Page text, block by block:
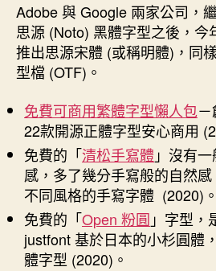
Adobe 與 Google 兩家公司，
思源 (Noto) 黑體字型之後，今
推出思源宋體 (或稱明體)，同
型檔 (OTF)。
免費可商用繁體字型懶人包
22款開源正體字型安心商用
免費的「清松手寫體 」沒有
感，多了幾分手寫般的自然
不同風格的手寫字體 (2020)。
免費的「Open 粉圓 」字型，
justfont 基於日本的小杉圓體
體字型 (2020)。